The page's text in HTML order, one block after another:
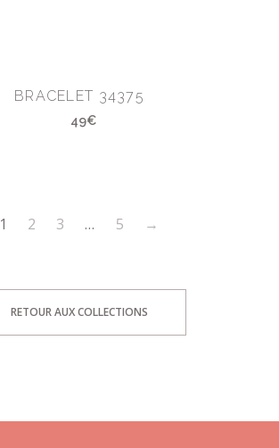
BRACELET 34375
49€
1 2 3 … 5 →
RETOUR AUX COLLECTIONS